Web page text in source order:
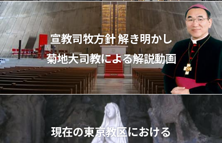
宣教司牧⽅針 解き明かし
菊地⼤司教による解説動画
現在の東京教区における